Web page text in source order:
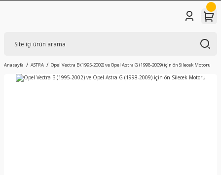
Anasayfa ASTRA Opel Vectra B (1995-2002) ve Opel Astra G (1998-2009) için ön Silecek Motoru